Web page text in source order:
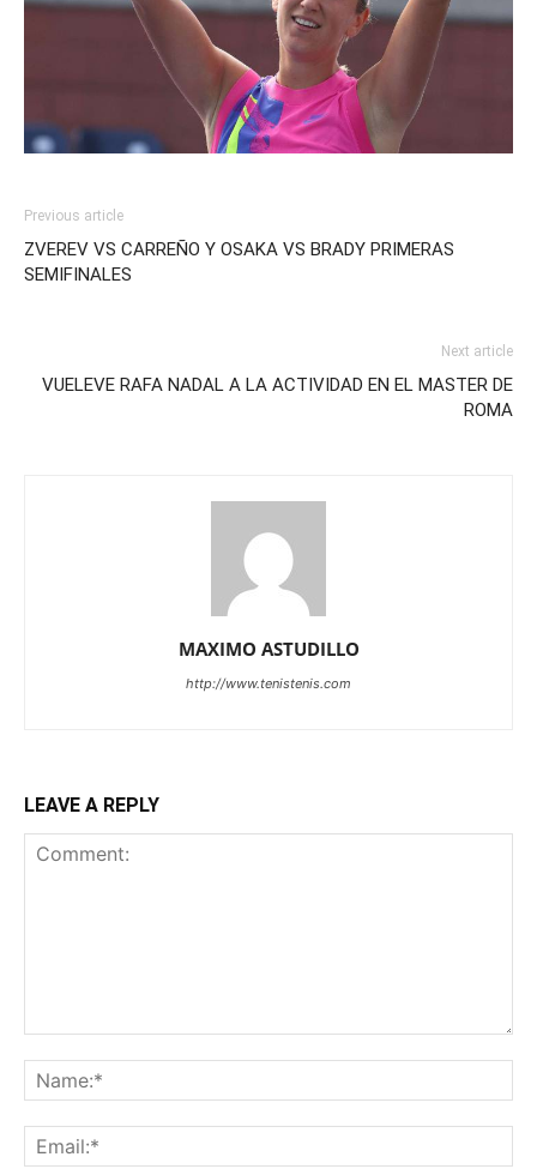
Previous article
ZVEREV VS CARREÑO Y OSAKA VS BRADY PRIMERAS
SEMIFINALES
Next article
VUELEVE RAFA NADAL A LA ACTIVIDAD EN EL MASTER DE
ROMA
MAXIMO ASTUDILLO
http://www.tenistenis.com
LEAVE A REPLY